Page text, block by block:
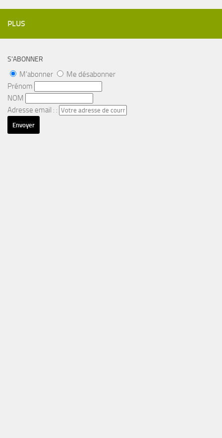
PLUS
S’ABONNER
M'abonner
Me désabonner
Prénom
NOM
Adresse email : :